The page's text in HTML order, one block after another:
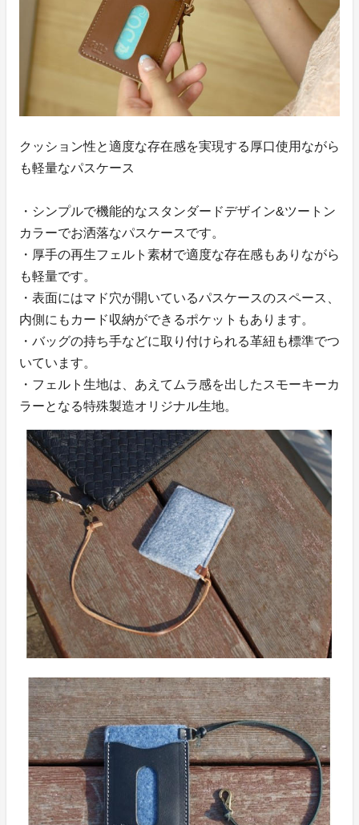
クッション性と適度な存在感を実現する厚口使用ながら
も軽量なパスケース
・シンプルで機能的なスタンダードデザイン&ツートン
カラーでお洒落なパスケースです。
・厚手の再生フェルト素材で適度な存在感もありながら
も軽量です。
・表面にはマド穴が開いているパスケースのスペース、
内側にもカード収納ができるポケットもあります。
・バッグの持ち手などに取り付けられる革紐も標準でつ
いています。
・フェルト生地は、あえてムラ感を出したスモーキーカ
ラーとなる特殊製造オリジナル生地。